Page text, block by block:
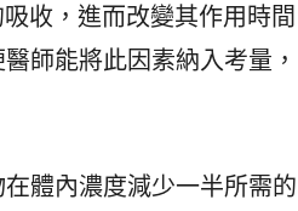
收，進而改變其作用時間
師能將此因素納入考量，
體內濃度減少一半所需的